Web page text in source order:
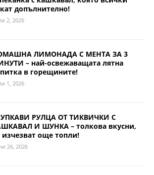
допълнително!
2, 2026
ЛИМОНАДА С МЕНТА ЗА 3
– най-освежаващата лятна
в горещините!
1, 2026
РУЛЦА ОТ ТИКВИЧКИ С
И ШУНКА – толкова вкусни,
изчезват още топли!
26, 2026